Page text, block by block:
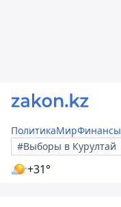
ПолитикаМирФинансы
#Выборы в Курултай
+31°